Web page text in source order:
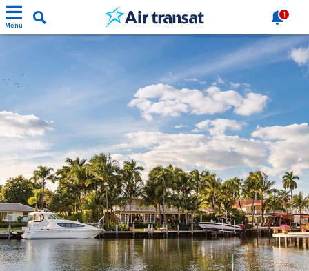
Menu
1